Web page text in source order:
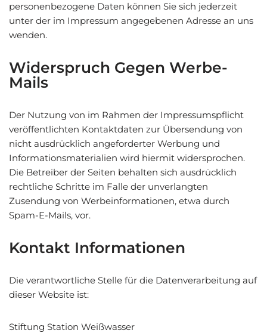
personenbezogene Daten können Sie sich jederzeit
unter der im Impressum angegebenen Adresse an uns
wenden.
Widerspruch Gegen Werbe-
Mails
Der Nutzung von im Rahmen der Impressumspflicht
veröffentlichten Kontaktdaten zur Übersendung von
nicht ausdrücklich angeforderter Werbung und
Informationsmaterialien wird hiermit widersprochen.
Die Betreiber der Seiten behalten sich ausdrücklich
rechtliche Schritte im Falle der unverlangten
Zusendung von Werbeinformationen, etwa durch
Spam-E-Mails, vor.
Kontakt Informationen
Die verantwortliche Stelle für die Datenverarbeitung auf
dieser Website ist:
Stiftung Station Weißwasser